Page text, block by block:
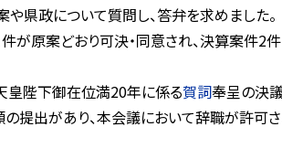
県政について質問し、答弁を求めました。
原案どおり可決・同意され、決算案件2
皇陛下御在位満20年に係る賀詞奉呈の決
提出があり、本会議において辞職が許可さ